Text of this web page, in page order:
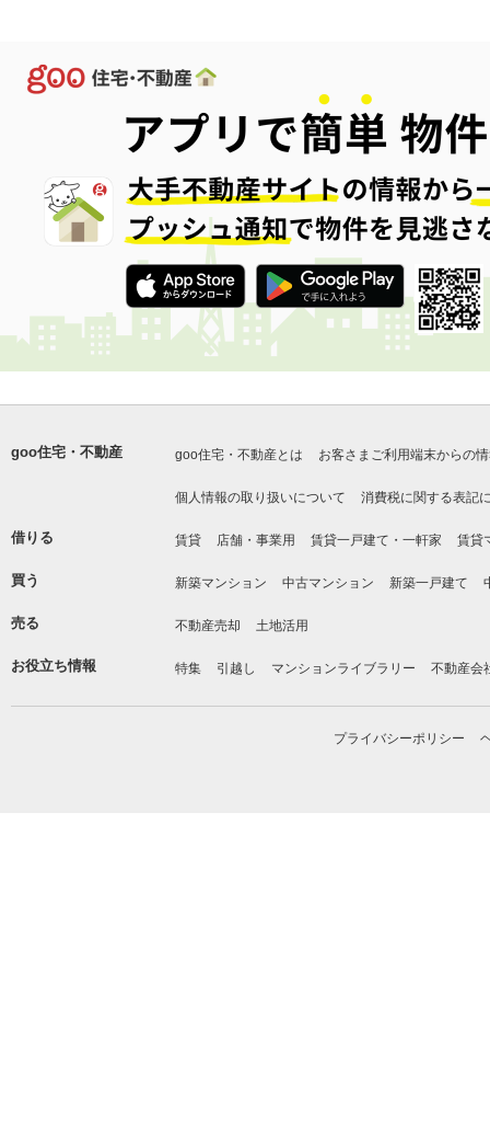
goo住宅・不動産 goo住宅・不動産とは お客さまご利用端末からの
個人情報の取り扱いについて 消費税に関する表記
借りる 賃貸 店舗・事業用 賃貸一戸建て・一軒家 賃貸
買う 新築マンション 中古マンション 新築一戸建て
売る 不動産売却 土地活用
お役立ち情報 特集 引越し マンションライブラリー 不動産会
プライバシーポリシー